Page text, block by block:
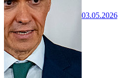
03.05.2026